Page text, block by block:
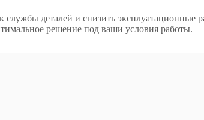
деталей и снизить эксплуатационные
решение под ваши условия работы.